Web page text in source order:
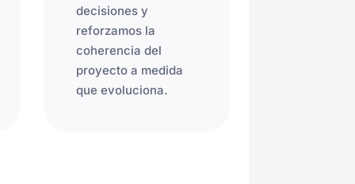
decisiones y
reforzamos la
coherencia del
proyecto a medida
que evoluciona.